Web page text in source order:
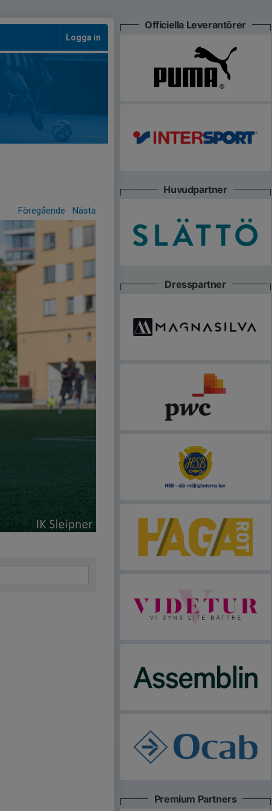
Logga in
Föregående Nästa
Officiella Leverantörer
Huvudpartner
Dresspartner
Premium Partners